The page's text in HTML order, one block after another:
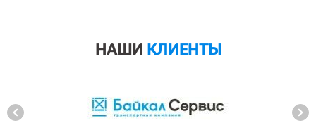
НАШИ КЛИЕНТЫ